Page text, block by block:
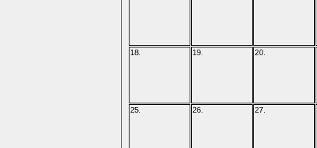
18. 19. 20.
25. 26. 27.